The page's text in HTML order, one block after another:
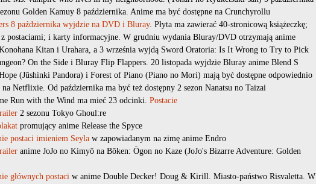
Golden Kamuy 8 października. Anime ma być dostępne na Crunchyrollu
8 października wyjdzie na DVD i Bluray. Płyta ma zawierać 40-stronicową książeczkę;
z postaciami; i karty informacyjne. W grudniu wydania Bluray/DVD otrzymają anime
Kitan i Urahara, a 3 września wyjdą Sword Oratoria: Is It Wrong to Try to Pick
On the Side i Bluray Flip Flappers. 20 listopada wyjdzie Bluray anime Blend S
(Jūshinki Pandora) i Forest of Piano (Piano no Mori) mają być dostępne odpowiednio
Netflixie. Od października ma być też dostępny 2 sezon Nanatsu no Taizai
Run with the Wind ma mieć 23 odcinki. Postacie
2 sezonu Tokyo Ghoul:re
promujący anime Release the Spyce
postaci imieniem Seyla w zapowiadanym na zimę anime Endro
anime JoJo no Kimyō na Bōken: Ōgon no Kaze (JoJo's Bizarre Adventure: Golden
głównych postaci w anime Double Decker! Doug & Kirill. Miasto-państwo Risvaletta. W